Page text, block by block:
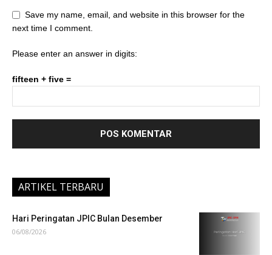
Save my name, email, and website in this browser for the
next time I comment.
Please enter an answer in digits:
fifteen + five =
ARTIKEL TERBARU
Hari Peringatan JPIC Bulan Desember
06/08/2026